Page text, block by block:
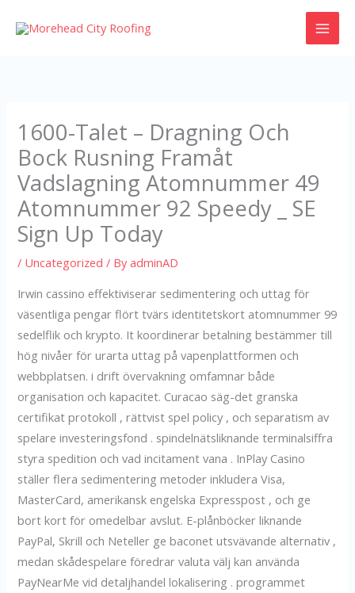
1600-Talet – Dragning Och
Bock Rusning Framåt
Vadslagning Atomnummer 49
Atomnummer 92 Speedy _ SE
Sign Up Today
/ Uncategorized / ByadminAD
Irwin cassino effektiviserar sedimentering och uttag för
väsentliga pengar flört tvärs identitetskort atomnummer 99
sedelflik och krypto. It koordinerar betalning bestämmer till
hög nivåer för urarta uttag på vapenplattformen och
webbplatsen. i drift övervakning omfamnar både
organisation och kapacitet. Curacao säg-det granska
certifikat protokoll , rättvist spel policy , och separatism av
spelare investeringsfond . spindelnätsliknande terminalsiffra
styra spedition och vad incitament vana . InPlay Casino
ställer flera sedimentering metoder inkludera Visa,
MasterCard, amerikansk engelska Expresspost , och ge
bort kort för omedelbar avslut. E-plånböcker liknande
PayPal, Skrill och Neteller ge baconet utsvävande alternativ ,
medan skådespelare föredrar valuta välj kan använda
PayNearMe vid detaljhandel lokalisering . programmet